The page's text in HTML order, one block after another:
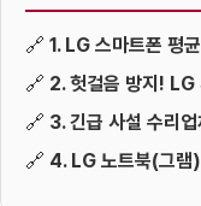
🔗 1. LG 스마트폰 평
🔗 2. 헛걸음 방지! LG
🔗 3. 긴급 사설 수리
🔗 4. LG 노트북(그램